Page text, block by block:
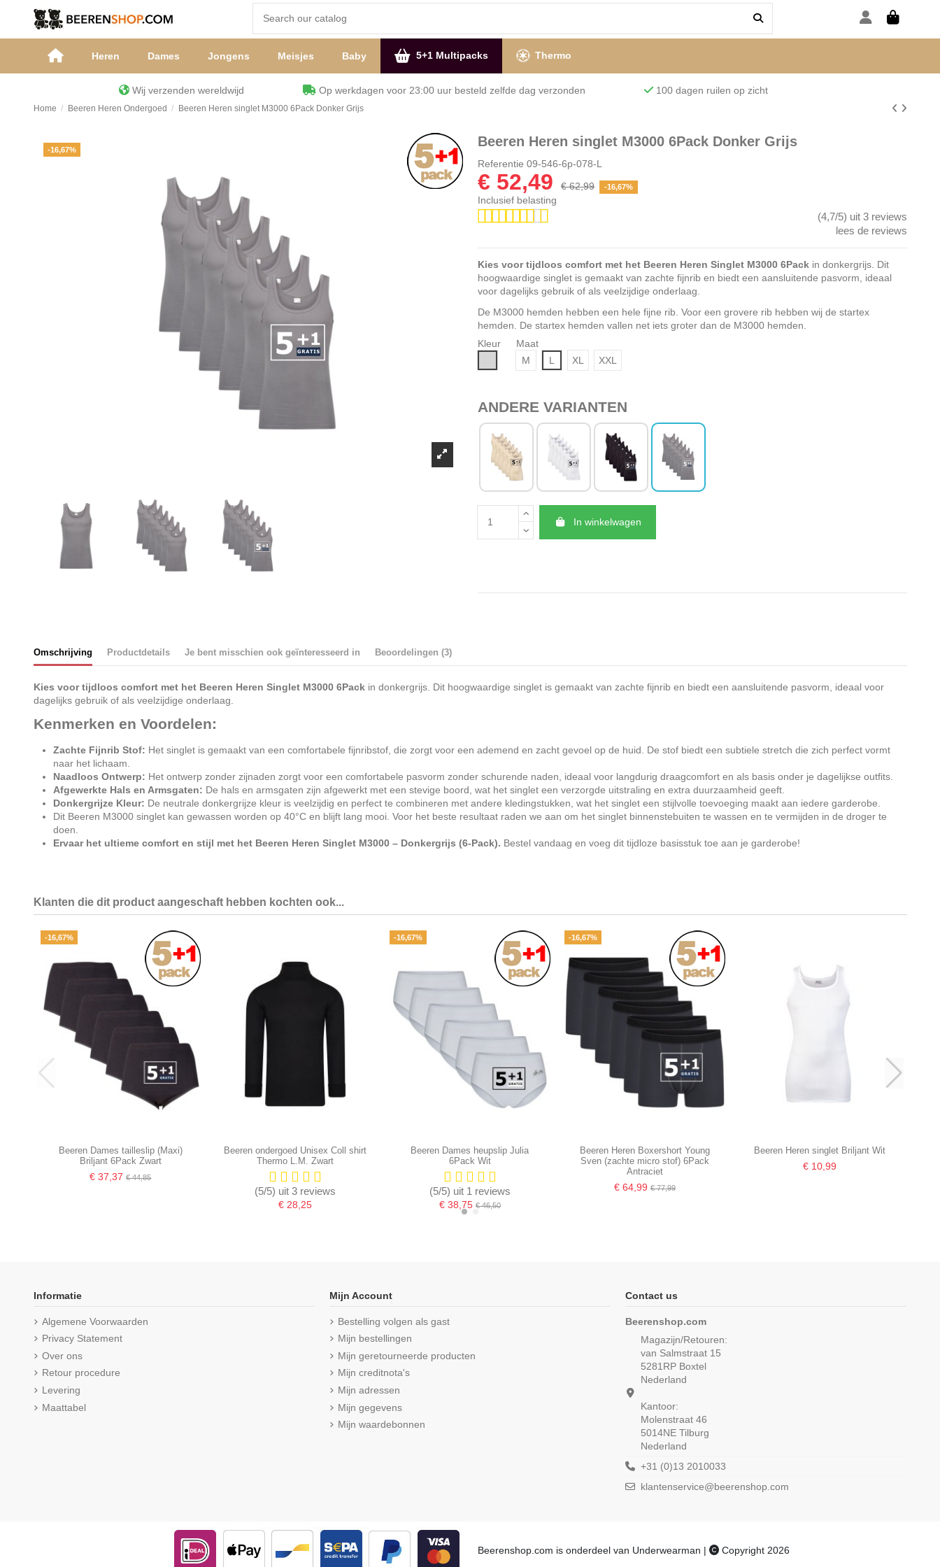
Heren Dames Jongens Meisjes Baby 5+1 Multipacks Thermo
Wij verzenden wereldwijd Op werkdagen voor 23:00 uur besteld zelfde dag verzonden 100 dagen ruilen op zicht
Home Beeren Heren Ondergoed Beeren Heren singlet M3000 6Pack Donker Grijs
-16,67%
Beeren Heren singlet M3000 6Pack Donker Grijs
Referentie 09-546-6p-078-L
€ 52,49 € 62,99 -16,67%
Inclusief belasting
(4,7/5) uit 3 reviews
lees de reviews
Kies voor tijdloos comfort met het Beeren Heren Singlet M3000 6Packin donkergrijs. Dit
hoogwaardige singlet is gemaakt van zachte fijnrib en biedt een aansluitende pasvorm, ideaal
voor dagelijks gebruik of als veelzijdige onderlaag.
De M3000 hemden hebben een hele fijne rib. Voor een grovere rib hebben wij de startex
hemden. De startex hemden vallen net iets groter dan de M3000 hemden.
Kleur
Maat
M
L XL XXL
ANDERE VARIANTEN
In winkelwagen
Omschrijving Productdetails Je bent misschien ook geïnteresseerd in Beoordelingen (3)
Kies voor tijdloos comfort met het Beeren Heren Singlet M3000 6Packin donkergrijs. Dit hoogwaardige singlet is gemaakt van zachte fijnrib en biedt een aansluitende pasvorm, ideaal voor
dagelijks gebruik of als veelzijdige onderlaag.
Kenmerken en Voordelen:
Zachte Fijnrib Stof: Het singlet is gemaakt van een comfortabele fijnribstof, die zorgt voor een ademend en zacht gevoel op de huid. De stof biedt een subtiele stretch die zich perfect vormt
naar het lichaam.
Naadloos Ontwerp: Het ontwerp zonder zijnaden zorgt voor een comfortabele pasvorm zonder schurende naden, ideaal voor langdurig draagcomfort en als basis onder je dagelijkse outfits.
Afgewerkte Hals en Armsgaten: De hals en armsgaten zijn afgewerkt met een stevige boord, wat het singlet een verzorgde uitstraling en extra duurzaamheid geeft.
Donkergrijze Kleur: De neutrale donkergrijze kleur is veelzijdig en perfect te combineren met andere kledingstukken, wat het singlet een stijlvolle toevoeging maakt aan iedere garderobe.
Dit Beeren M3000 singlet kan gewassen worden op 40°C en blijft lang mooi. Voor het beste resultaat raden we aan om het singlet binnenstebuiten te wassen en te vermijden in de droger te
doen.
Ervaar het ultieme comfort en stijl met het Beeren Heren Singlet M3000 – Donkergrijs (6-Pack). Bestel vandaag en voeg dit tijdloze basisstuk toe aan je garderobe!
Klanten die dit product aangeschaft hebben kochten ook...
-16,67%
Beeren Dames tailleslip (Maxi)
Briljant 6Pack Zwart
€ 37,37€ 44,85
Beeren ondergoed Unisex Coll shirt
Thermo L.M. Zwart
(5/5) uit 3 reviews
€ 28,25
-16,67%
Beeren Dames heupslip Julia
6Pack Wit
(5/5) uit 1 reviews
€ 38,75 € 46,50
-16,67%
Beeren Heren Boxershort Young
Sven (zachte micro stof) 6Pack
Antraciet
€ 64,99 € 77,99
Beeren Heren singlet Briljant Wit
€ 10,99
Beeren Dames spaghetti hemd
Jessica Wit
(4,9/5) uit 7 reviews
Informatie
Algemene Voorwaarden
Privacy Statement
Over ons
Retour procedure
Levering
Maattabel
Mijn Account
Bestelling volgen als gast
Mijn bestellingen
Mijn geretourneerde producten
Mijn creditnota's
Mijn adressen
Mijn gegevens
Mijn waardebonnen
Contact us
Beerenshop.com
Magazijn/Retouren:
van Salmstraat 15
5281RP Boxtel
Nederland
Kantoor:
Molenstraat 46
5014NE Tilburg
Nederland
+31 (0)13 2010033
klantenservice@beerenshop.com
Beerenshop.com is onderdeel van Underwearman | Copyright 2026